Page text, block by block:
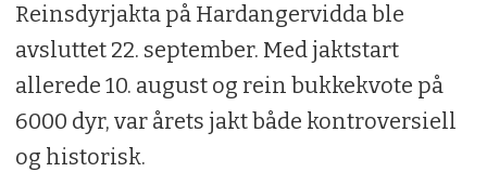
Reinsdyrjakta på Hardangervidda ble
avsluttet 22. september. Med jaktstart
allerede 10. august og rein bukkekvote på
6000 dyr, var årets jakt både kontroversiell
og historisk.